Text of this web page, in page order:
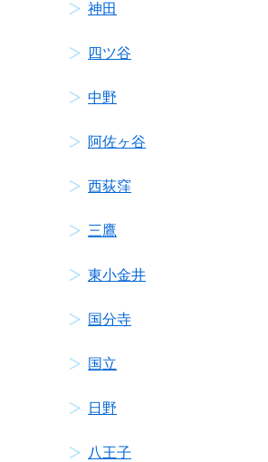
神田
四ツ谷
中野
阿佐ヶ谷
西荻窪
三鷹
東小金井
国分寺
国立
日野
八王子